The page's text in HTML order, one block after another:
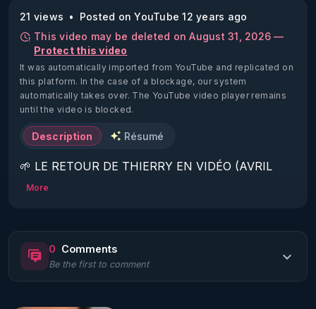
21 views
Posted on YouTube 12 years ago
This video may be deleted on August 31, 2026 —
Protect this video
It was automatically imported from YouTube and replicated on
this platform. In the case of a blockage, our system
automatically takes over. The YouTube video player remains
until the video is blocked.
Description Résumé
🌱 LE RETOUR DE THIERRY EN VIDÉO (AVRIL
2022)!
https://www.rgnr.fr/presentation.html
🌱 LE MAGAZINE RÉGÉNÈRE
More
0 Comments
Be the first to comment